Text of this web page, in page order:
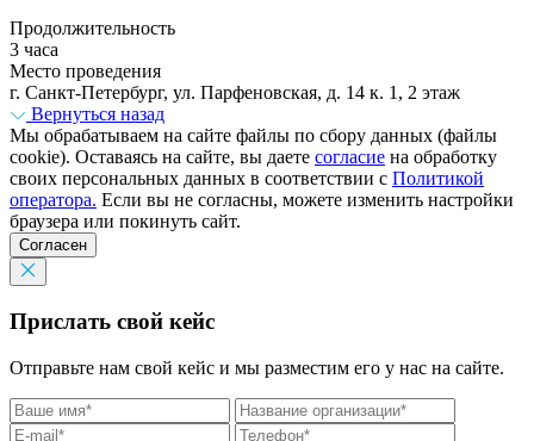
Продолжительность
3 часа
Место проведения
г. Санкт-Петербург, ул. Парфеновская, д. 14 к. 1, 2 этаж
Вернуться назад
Мы обрабатываем на сайте файлы по сбору данных (файлы
cookie). Оставаясь на сайте, вы даете согласие на обработку
своих персональных данных в соответствии с Политикой
оператора. Если вы не согласны, можете изменить настройки
браузера или покинуть сайт.
Согласен
Прислать свой кейс
Отправьте нам свой кейс и мы разместим его у нас на сайте.